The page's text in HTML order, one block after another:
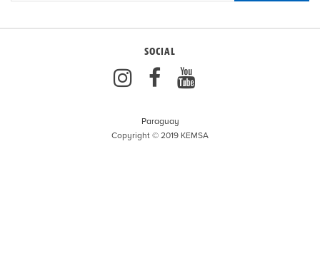
SOCIAL
Paraguay
Copyright © 2019 KEMSA